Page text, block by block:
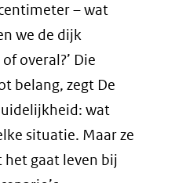
– wat
we de dijk
overal?’ Die
belang, zegt De
wat
situatie. Maar ze
het gaat leven bij